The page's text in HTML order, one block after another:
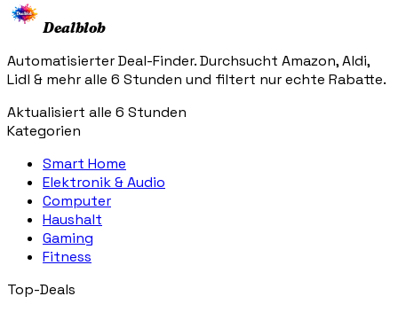
Dealblob
Automatisierter Deal-Finder. Durchsucht Amazon, Aldi,
Lidl & mehr alle 6 Stunden und filtert nur echte Rabatte.
Aktualisiert alle 6 Stunden
Kategorien
Smart Home
Elektronik & Audio
Computer
Haushalt
Gaming
Fitness
Top-Deals